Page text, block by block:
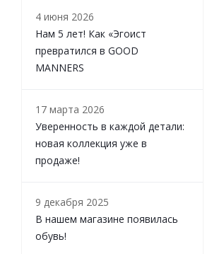
4 июня 2026
Нам 5 лет! Как «Эгоист
превратился в GOOD
MANNERS
17 марта 2026
Уверенность в каждой детали:
новая коллекция уже в
продаже!
9 декабря 2025
В нашем магазине появилась
обувь!